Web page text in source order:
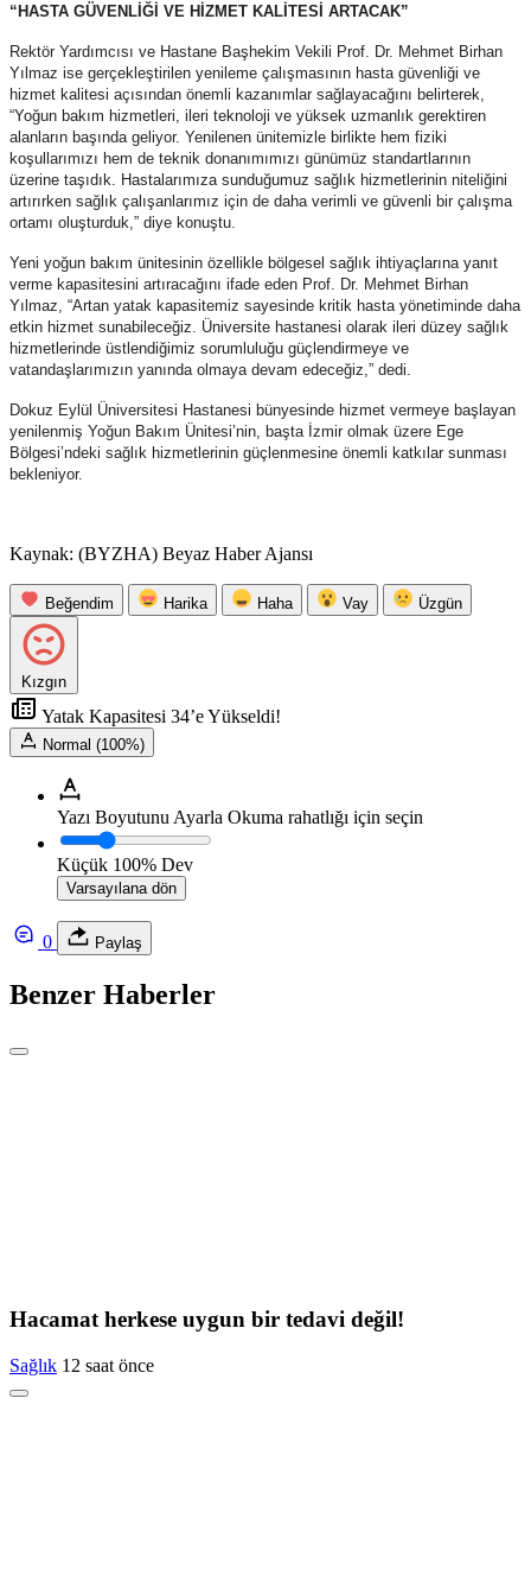
“HASTA GÜVENLİĞİ VE HİZMET KALİTESİ ARTACAK”
Rektör Yardımcısı ve Hastane Başhekim Vekili Prof. Dr. Mehmet Birhan
Yılmaz ise gerçekleştirilen yenileme çalışmasının hasta güvenliği ve
hizmet kalitesi açısından önemli kazanımlar sağlayacağını belirterek,
“Yoğun bakım hizmetleri, ileri teknoloji ve yüksek uzmanlık gerektiren
alanların başında geliyor. Yenilenen ünitemizle birlikte hem fiziki
koşullarımızı hem de teknik donanımımızı günümüz standartlarının
üzerine taşıdık. Hastalarımıza sunduğumuz sağlık hizmetlerinin niteliğini
artırırken sağlık çalışanlarımız için de daha verimli ve güvenli bir çalışma
ortamı oluşturduk,” diye konuştu.
Yeni yoğun bakım ünitesinin özellikle bölgesel sağlık ihtiyaçlarına yanıt
verme kapasitesini artıracağını ifade eden Prof. Dr. Mehmet Birhan
Yılmaz, “Artan yatak kapasitemiz sayesinde kritik hasta yönetiminde daha
etkin hizmet sunabileceğiz. Üniversite hastanesi olarak ileri düzey sağlık
hizmetlerinde üstlendiğimiz sorumluluğu güçlendirmeye ve
vatandaşlarımızın yanında olmaya devam edeceğiz,” dedi.
Dokuz Eylül Üniversitesi Hastanesi bünyesinde hizmet vermeye başlayan
yenilenmiş Yoğun Bakım Ünitesi’nin, başta İzmir olmak üzere Ege
Bölgesi’ndeki sağlık hizmetlerinin güçlenmesine önemli katkılar sunması
bekleniyor.
Kaynak: (BYZHA) Beyaz Haber Ajansı
Beğendim Harika Haha Vay Üzgün
Kızgın
Yatak Kapasitesi 34’e Yükseldi!
Normal (100%)
Yazı Boyutunu Ayarla Okuma rahatlığı için seçin
Küçük 100% Dev
Varsayılana dön
0 Paylaş
Benzer Haberler
Hacamat herkese uygun bir tedavi değil!
Sağlık 12 saat önce